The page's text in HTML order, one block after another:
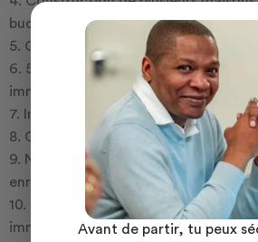
budget de 30 000€
5. Comment bien travailler avec un
6. 500 000€ de bénéfice avec la
immeuble “étude de cas”
7. Introduction à la promotion
8. Commercialisation
9. Notre réseau à votre disposition
enrichir
10. Cadre juridique d’une opération
immobilière.Avant de partir, tu peux